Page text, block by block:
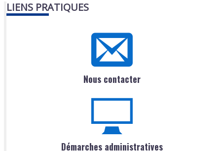
LIENS PRATIQUES
Nous contacter
Démarches administratives